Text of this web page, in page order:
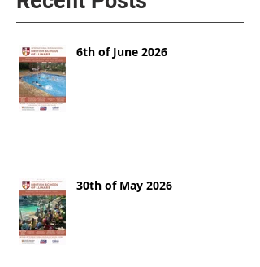
6th of June 2026
30th of May 2026